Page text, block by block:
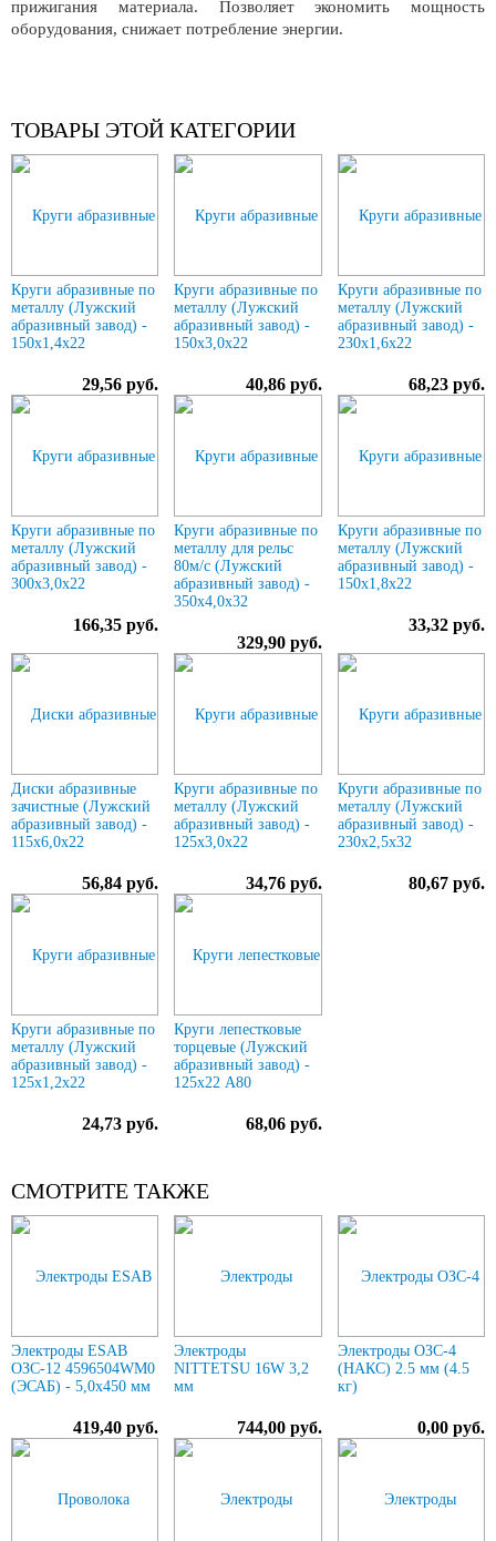
прижигания материала. Позволяет экономить мощность
оборудования, снижает потребление энергии.
ТОВАРЫ ЭТОЙ КАТЕГОРИИ
Круги абразивные по
металлу (Лужский
абразивный завод) -
150х1,4х22
29,56 руб.
Круги абразивные по
металлу (Лужский
абразивный завод) -
150х3,0х22
40,86 руб.
Круги абразивные по
металлу (Лужский
абразивный завод) -
230х1,6х22
68,23 руб.
Круги абразивные по
металлу (Лужский
абразивный завод) -
300х3,0х22
166,35 руб.
Круги абразивные по
металлу для рельс
80м/с (Лужский
абразивный завод) -
350х4,0х32
329,90 руб.
Круги абразивные по
металлу (Лужский
абразивный завод) -
150х1,8х22
33,32 руб.
Диски абразивные
зачистные (Лужский
абразивный завод) -
115х6,0х22
56,84 руб.
Круги абразивные по
металлу (Лужский
абразивный завод) -
125х3,0х22
34,76 руб.
Круги абразивные по
металлу (Лужский
абразивный завод) -
230х2,5х32
80,67 руб.
Круги абразивные по
металлу (Лужский
абразивный завод) -
125х1,2х22
24,73 руб.
Круги лепестковые
торцевые (Лужский
абразивный завод) -
125х22 А80
68,06 руб.
СМОТРИТЕ ТАКЖЕ
Электроды ESAB
ОЗС-12 4596504WM0
(ЭСАБ) - 5,0х450 мм
419,40 руб.
Электроды
NITTETSU 16W 3,2
мм
744,00 руб.
Электроды ОЗС-4
(НАКС) 2.5 мм (4.5
кг)
0,00 руб.